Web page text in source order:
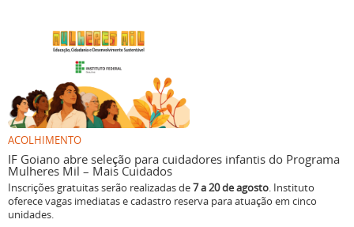
ACOLHIMENTO
IF Goiano abre seleção para cuidadores infantis do Programa
Mulheres Mil – Mais Cuidados
Inscrições gratuitas serão realizadas de7 a 20 de agosto. Instituto
oferece vagas imediatas e cadastro reserva para atuação em cinco
unidades.